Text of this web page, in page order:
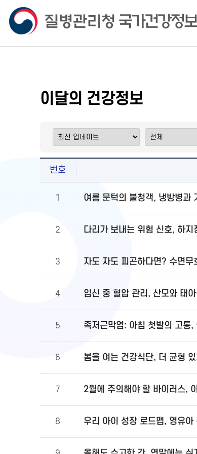
이달의 건강정보
번호
1 여름 문턱의 불청객, 냉방병과
2 다리가 보내는 위험 신호, 하지
3 자도 자도 피곤하다면? 수면무
4 임신 중 혈압 관리, 산모와 태
5 족저근막염: 아침 첫발의 고통,
6 봄을 여는 건강식단, 더 균형
7 2월에 주의해야 할 바이러스,
8 우리 아이 성장 로드맵, 영유